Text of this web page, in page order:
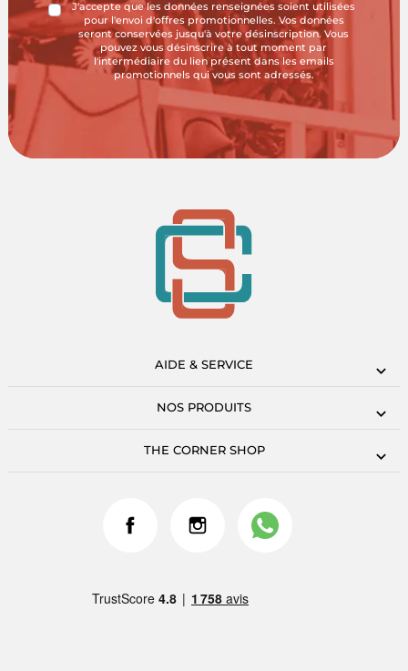
J'accepte que les données renseignées soient utilisées
pour l'envoi d'offres promotionnelles. Vos données
seront conservées jusqu'à votre désinscription. Vous
pouvez vous désinscrire à tout moment par
l'intermédiaire du lien présent dans les emails
promotionnels qui vous sont adressés.
AIDE & SERVICE
NOS PRODUITS
THE CORNER SHOP